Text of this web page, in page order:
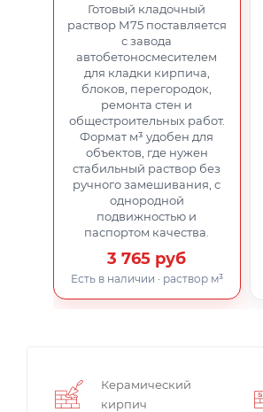
Готовый кладочный
раствор М75 поставляется
с завода
автобетоносмесителем
для кладки кирпича,
блоков, перегородок,
ремонта стен и
общестроительных работ.
Формат м³ удобен для
объектов, где нужен
стабильный раствор без
ручного замешивания, с
однородной
подвижностью и
паспортом качества.
3 765 руб
Есть в наличии · раствор м³
Керамический
кирпич